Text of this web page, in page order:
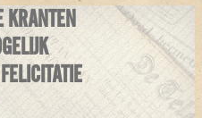
KRANTEN